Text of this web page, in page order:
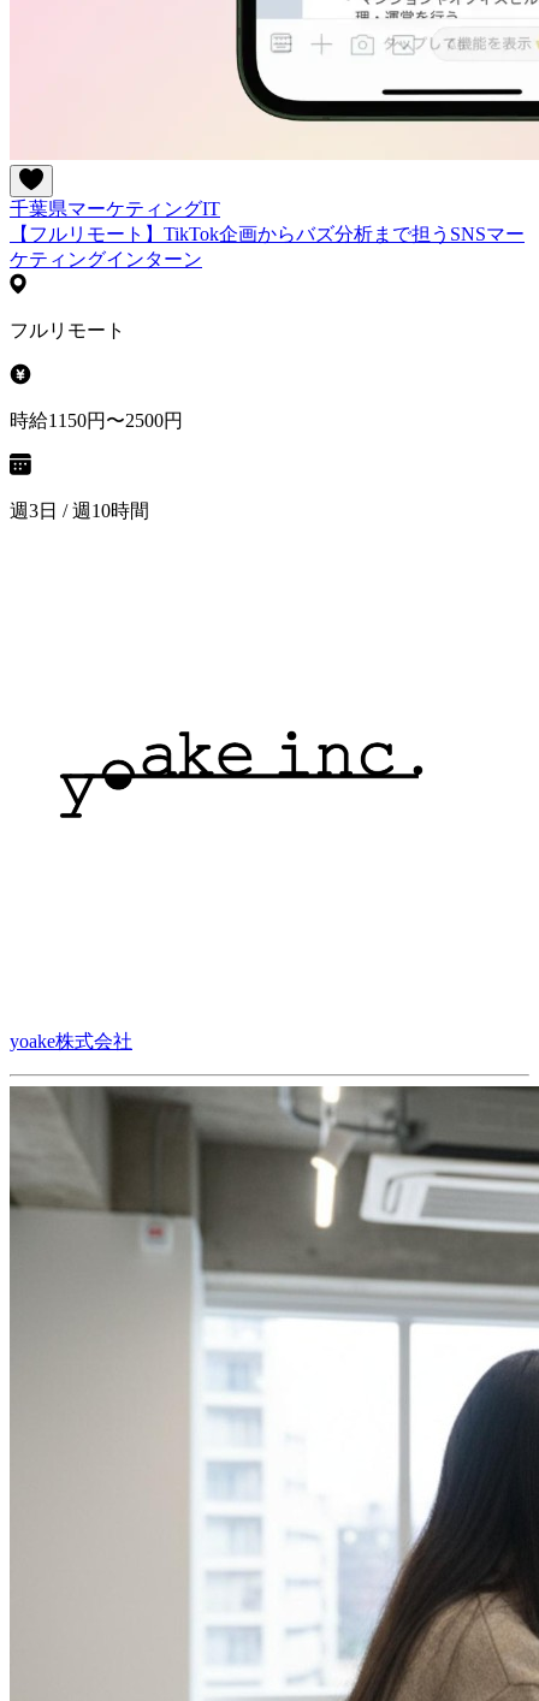
千葉県マーケティングIT
【フルリモート】TikTok企画からバズ分析まで担うSNSマー
ケティングインターン
フルリモート
時給1150円〜2500円
週3日 / 週10時間
yoake株式会社